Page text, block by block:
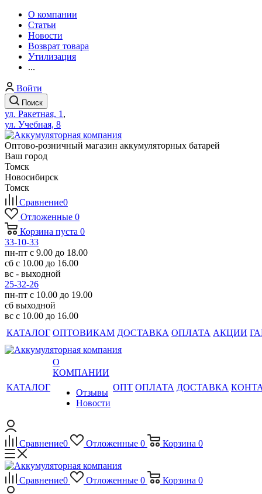
О компании
Статьи
Новости
Возврат товара
Утилизация
...
Войти
Поиск
ул. Ракетная, 1 ,
ул. Учебная, 8
Оптово-розничный магазин аккумуляторных батарей
Ваш город
Томск
Новосибирск
Томск
Сравнение0
Отложенные 0
Корзина пуста 0
33-10-33
пн-пт с 9.00 до 18.00
сб с 10.00 до 16.00
вс - выходной
25-32-26
пн-пт с 10.00 до 19.00
сб выходной
вс с 10.00 до 16.00
КАТАЛОГ ОПТОВИКАМ ДОСТАВКА ОПЛАТА АКЦИИ
КАТАЛОГ
О
КОМПАНИИ
Отзывы
Новости
ОПТ ОПЛАТА ДОСТАВКА
Сравнение0 Отложенные 0 Корзина 0
Сравнение0 Отложенные 0 Корзина 0